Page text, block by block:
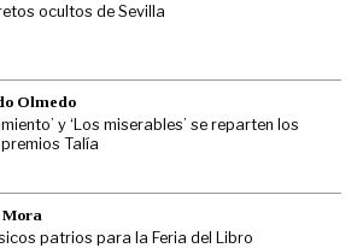
ocultos de Sevilla
Olmedo
y ‘Los miserables’ se reparten los
Talía
patrios para la Feria del Libro